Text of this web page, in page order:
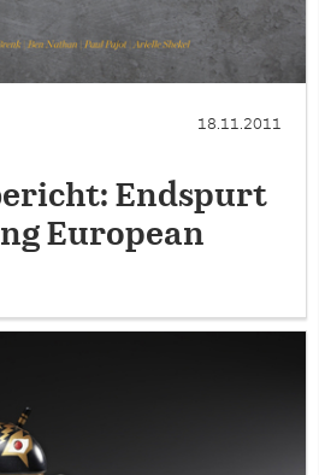
18.11.2011
Endspurt
European